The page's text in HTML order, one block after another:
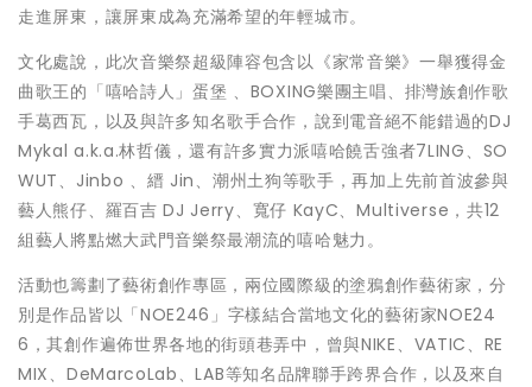
走進屏東，讓屏東成為充滿希望的年輕城市。
文化處說，此次音樂祭超級陣容包含以《家常音樂》一舉獲得金
曲歌王的「嘻哈詩人」蛋堡 、BOXING樂團主唱、排灣族創作歌
手葛西瓦，以及與許多知名歌手合作，說到電音絕不能錯過的DJ
Mykal a.k.a.林哲儀，還有許多實力派嘻哈饒舌強者7LING、SO
WUT、Jinbo 、縉 Jin、潮州土狗等歌手，再加上先前首波參與
藝人熊仔、羅百吉 DJ Jerry、寬仔 KayC、Multiverse，共12
組藝人將點燃大武門音樂祭最潮流的嘻哈魅力。
活動也籌劃了藝術創作專區，兩位國際級的塗鴉創作藝術家，分
別是作品皆以「NOE246」字樣結合當地文化的藝術家NOE24
6，其創作遍佈世界各地的街頭巷弄中，曾與NIKE、VATIC、RE
MIX、DeMarcoLab、LAB等知名品牌聯手跨界合作，以及來自